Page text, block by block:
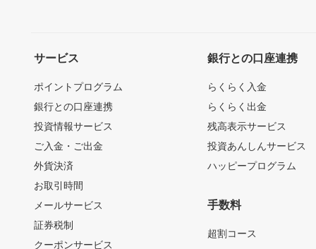
サービス
ポイントプログラム
銀行との口座連携
投資情報サービス
ご入金・ご出金
外貨決済
お取引時間
メールサービス
証券税制
クーポンサービス
銀行との口座連携
らくらく入金
らくらく出金
残高表示サービス
投資あんしんサービス
ハッピープログラム
手数料
超割コース